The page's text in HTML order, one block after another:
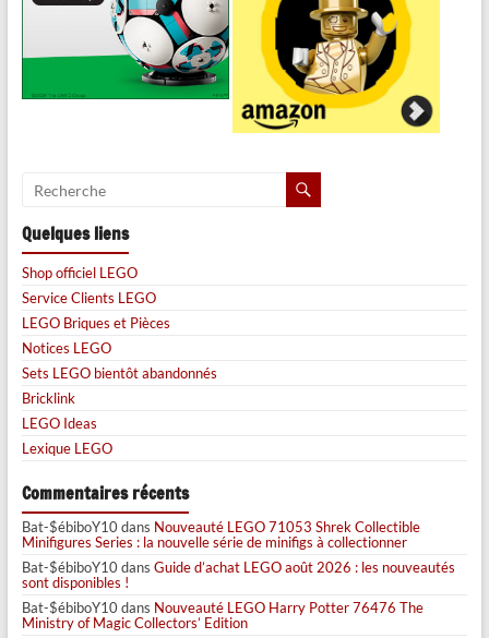
Quelques liens
Shop officiel LEGO
Service Clients LEGO
LEGO Briques et Pièces
Notices LEGO
Sets LEGO bientôt abandonnés
Bricklink
LEGO Ideas
Lexique LEGO
Commentaires récents
Bat-$ébiboY10dans Nouveauté LEGO 71053 Shrek Collectible
Minifigures Series : la nouvelle série de minifigs à collectionner
Bat-$ébiboY10dans Guide d’achat LEGO août 2026 : les nouveautés
sont disponibles !
Bat-$ébiboY10dans Nouveauté LEGO Harry Potter 76476 The
Ministry of Magic Collectors’ Edition